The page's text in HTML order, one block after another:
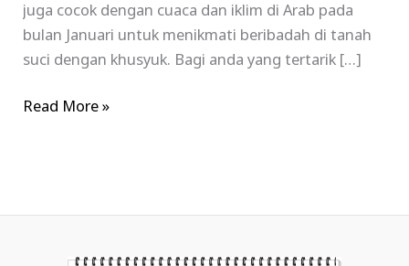
juga cocok dengan cuaca dan iklim di Arab pada
bulan Januari untuk menikmati beribadah di tanah
suci dengan khusyuk. Bagi anda yang tertarik […]
Read More »